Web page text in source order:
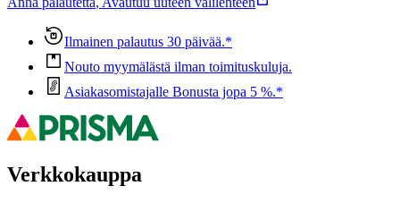
Ilmainen palautus 30 päivää.*
Nouto myymälästä ilman toimituskuluja.
Asiakasomistajalle Bonusta jopa 5 %.*
Verkkokauppa